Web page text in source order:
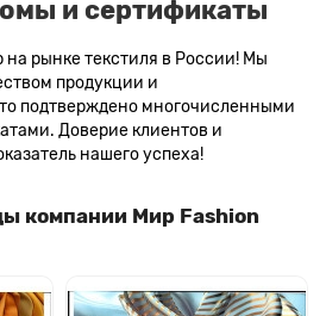
и сертификаты
рынке текстиля в России! Мы
продукции и
подтверждено многочисленными
Доверие клиентов и
нашего успеха!
компании Мир Fashion